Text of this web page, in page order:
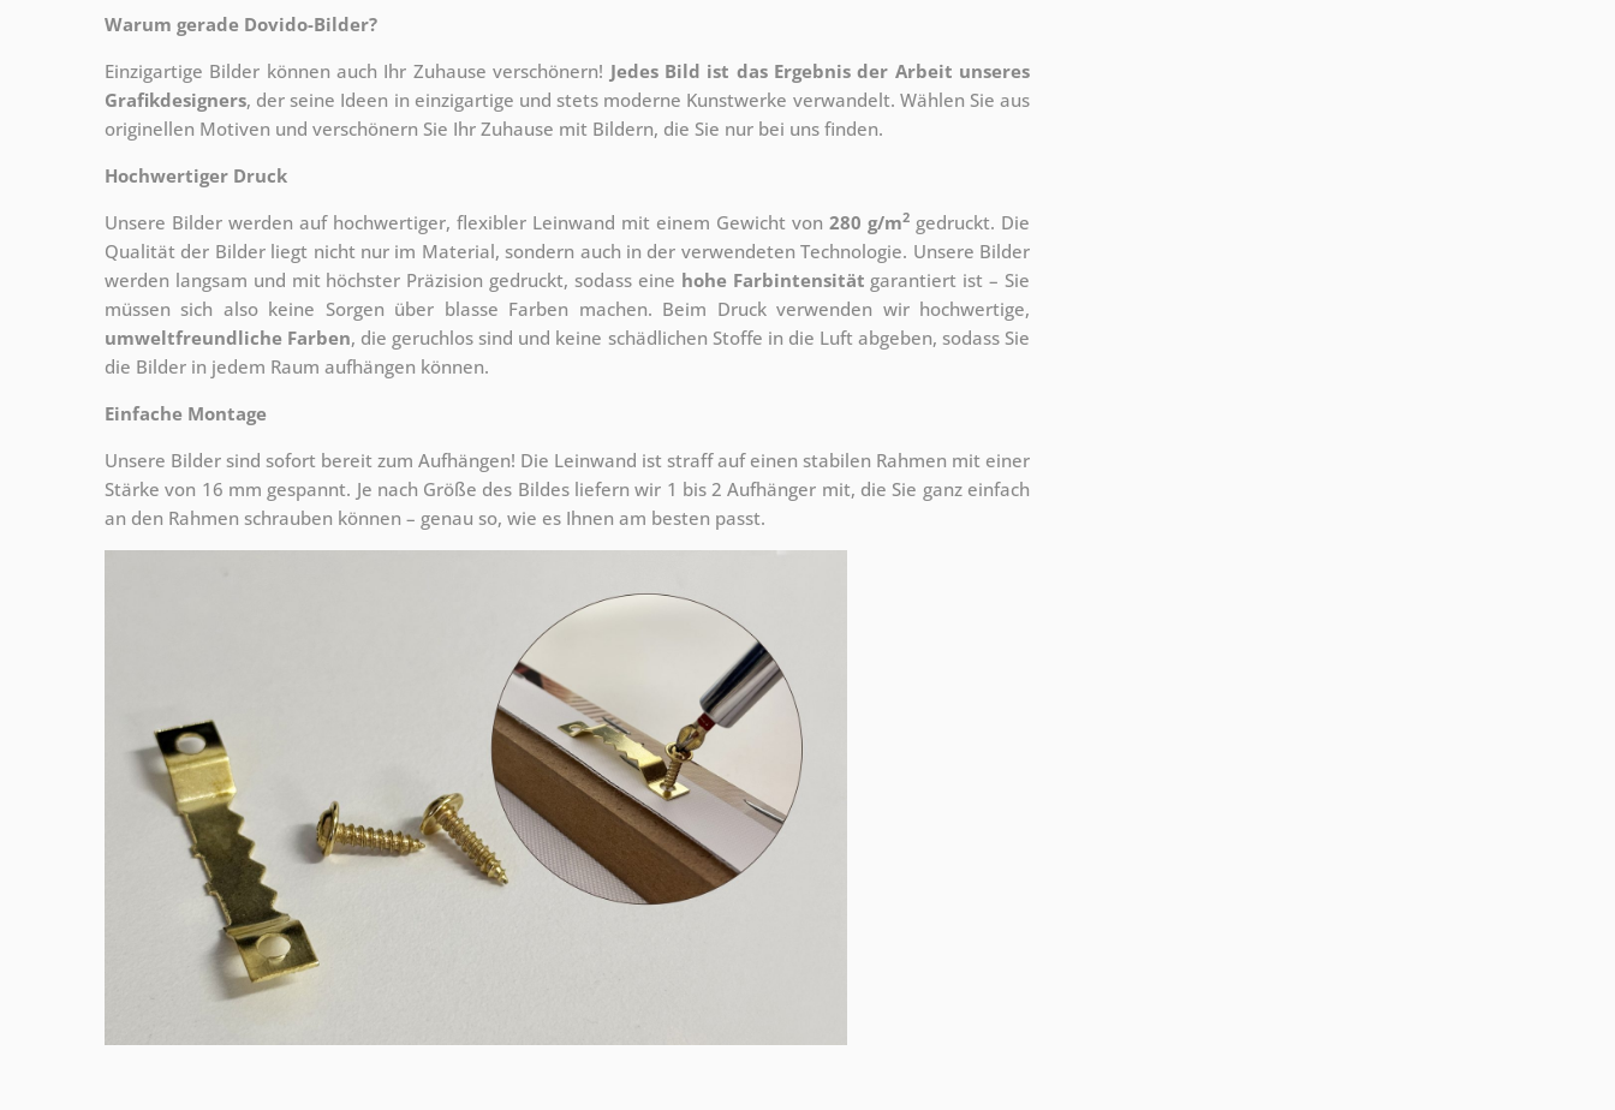
Warum gerade Dovido-Bilder?
Einzigartige Bilder können auch Ihr Zuhause verschönern! Jedes Bild ist das Ergebnis der Arbeit unseres
Grafikdesigners, der seine Ideen in einzigartige und stets moderne Kunstwerke verwandelt. Wählen Sie aus
originellen Motiven und verschönern Sie Ihr Zuhause mit Bildern, die Sie nur bei uns finden.
Hochwertiger Druck
Unsere Bilder werden auf hochwertiger, flexibler Leinwand mit einem Gewicht von 280 g/m2 gedruckt. Die
Qualität der Bilder liegt nicht nur im Material, sondern auch in der verwendeten Technologie. Unsere Bilder
werden langsam und mit höchster Präzision gedruckt, sodass eine hohe Farbintensität garantiert ist – Sie
müssen sich also keine Sorgen über blasse Farben machen. Beim Druck verwenden wir hochwertige,
umweltfreundliche Farben, die geruchlos sind und keine schädlichen Stoffe in die Luft abgeben, sodass Sie
die Bilder in jedem Raum aufhängen können.
Einfache Montage
Unsere Bilder sind sofort bereit zum Aufhängen! Die Leinwand ist straff auf einen stabilen Rahmen mit einer
Stärke von 16 mm gespannt. Je nach Größe des Bildes liefern wir 1 bis 2 Aufhänger mit, die Sie ganz einfach
an den Rahmen schrauben können – genau so, wie es Ihnen am besten passt.